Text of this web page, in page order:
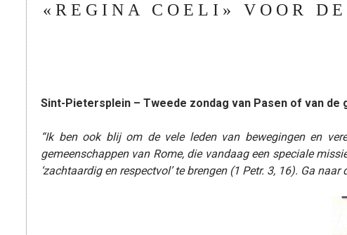
«REGINA COELI» VOOR
Sint-Pietersplein – Tweede zondag van Pasen of van de
“Ik ben ook blij om de vele leden van bewegingen en
gemeenschappen van Rome, die vandaag een speciale
‘zachtaardig en respectvol’ te brengen (1 Petr. 3, 16). Ga